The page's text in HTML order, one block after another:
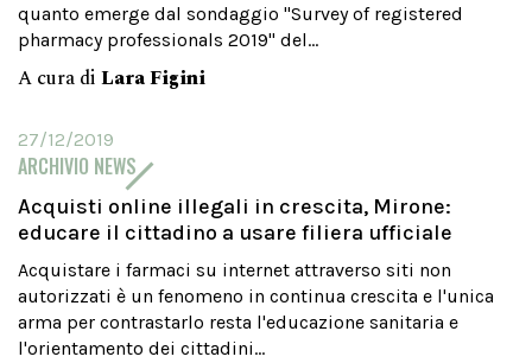
quanto emerge dal sondaggio "Survey of registered
pharmacy professionals 2019" del...
A cura di Lara Figini
27/12/2019
ARCHIVIO NEWS
Acquisti online illegali in crescita, Mirone:
educare il cittadino a usare filiera ufficiale
Acquistare i farmaci su internet attraverso siti non
autorizzati è un fenomeno in continua crescita e l'unica
arma per contrastarlo resta l'educazione sanitaria e
l'orientamento dei cittadini...